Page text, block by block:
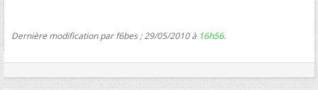
Dernière modification par f6bes ; 29/05/2010 à 16h56.